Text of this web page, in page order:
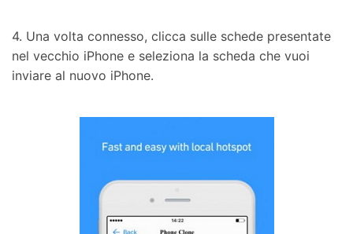
4. Una volta connesso, clicca sulle schede presentate
nel vecchio iPhone e seleziona la scheda che vuoi
inviare al nuovo iPhone.